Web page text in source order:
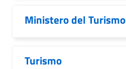
Ministero del Turismo
Turismo